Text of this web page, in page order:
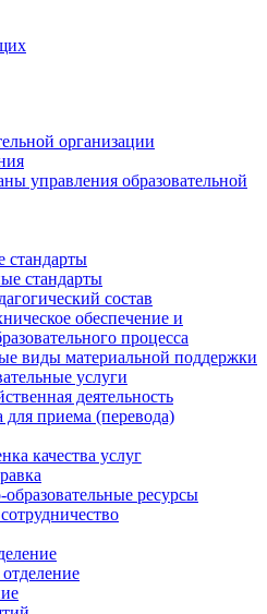
организации
управления образовательной
стандарты
стандарты
состав
обеспечение и
процесса
виды материальной поддержки
услуги
деятельность
для приема (перевода)
качества услуг
ресурсы